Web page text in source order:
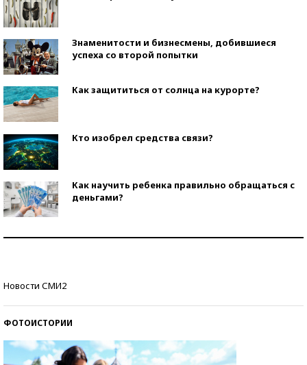
Знаменитости и бизнесмены, добившиеся
успеха со второй попытки
Как защититься от солнца на курорте?
Кто изобрел средства связи?
Как научить ребенка правильно обращаться с
деньгами?
Новости СМИ2
ФОТОИСТОРИИ